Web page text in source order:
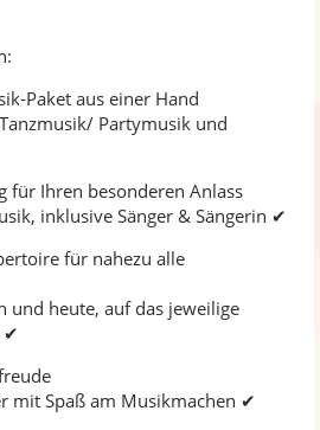
Paket aus einer Hand
Partymusik und
für Ihren besonderen Anlass
inklusive Sänger & Sängerin ✔
für nahezu alle
und heute, auf das jeweilige
✔
mit Spaß am Musikmachen ✔